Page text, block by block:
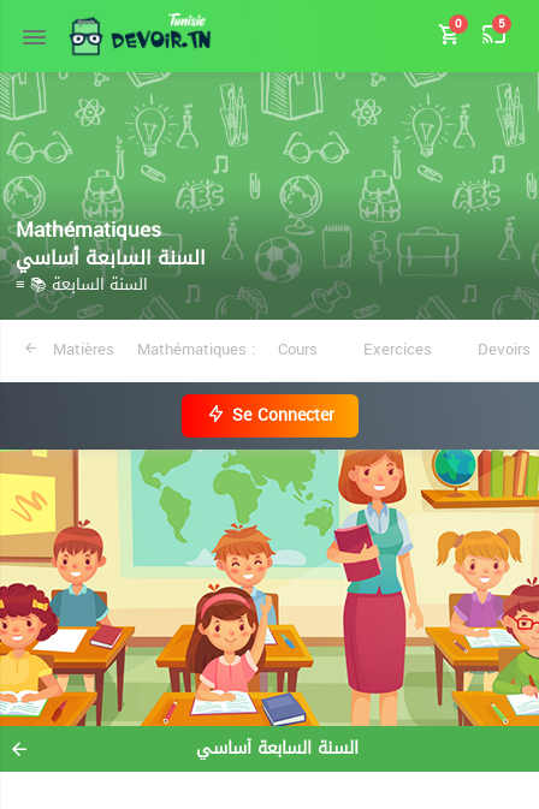
0 5
Mathématiques
السنة السابعة أساسي
≡ 📚 السنة السابعة
Matières Mathématiques : Cours Exercices Devoirs
Se Connecter
السنة السابعة أساسي